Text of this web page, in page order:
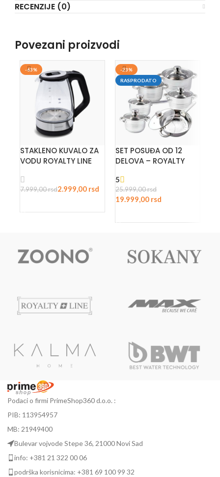
RECENZIJE (0)
Povezani proizvodi
-63%
STAKLENO KUVALO ZA
VODU ROYALTY LINE
7.999,00rsd2.999,00 rsd
-23%
RASPRODATO
SET POSUĐA OD 12
DELOVA – ROYALTY
5
25.999,00rsd
19.999,00 rsd
Podaci o firmi PrimeShop360 d.o.o. :
PIB: 113954957
MB: 21949400
Bulevar vojvode Stepe 36, 21000 Novi Sad
info: +381 21 322 00 06
podrška korisnicima: +381 69 100 99 32